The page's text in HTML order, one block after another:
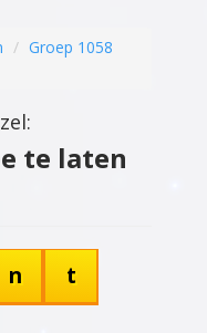
Groep 1058
te laten
n
t